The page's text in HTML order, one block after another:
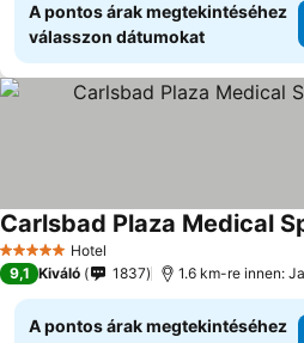
A pontos árak megtekintéséhez
válasszon dátumokat
5 KategóriaHotel
Carlsbad Plaza Medical
9,1 Kiváló 1837 1.6 km-re innen:
A pontos árak megtekintéséhez